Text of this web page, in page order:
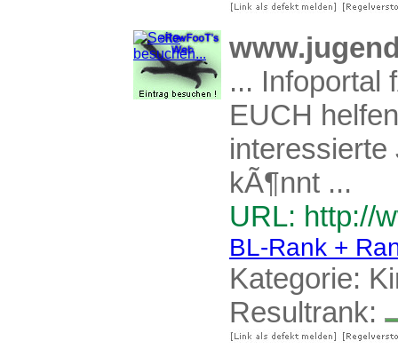
... Infoportal
EUCH
interessierte
kÃ¶nnt ...
URL: http://
BL-Rank +
Kategorie:
Resultrank: